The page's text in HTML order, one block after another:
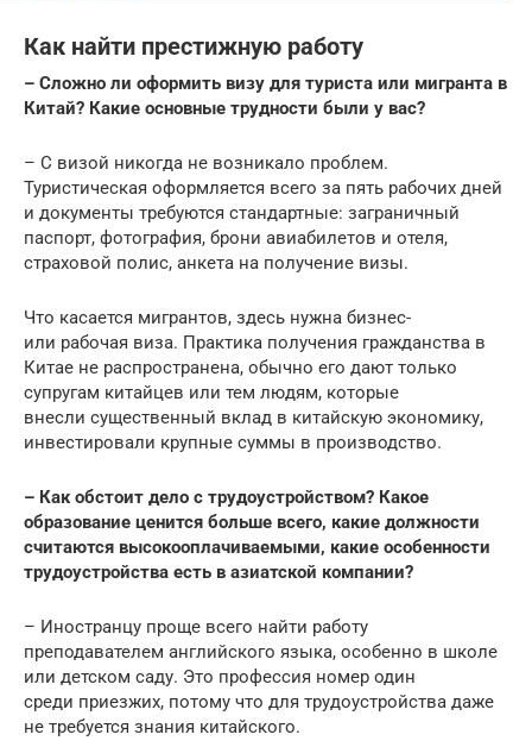
Как найти престижную работу
– Сложно ли оформить визу для туриста или мигранта в
Китай? Какие основные трудности были у вас?
– С визой никогда не возникало проблем.
Туристическая оформляется всего за пять рабочих дней
и документы требуются стандартные: заграничный
паспорт, фотография, брони авиабилетов и отеля,
страховой полис, анкета на получение визы.
Что касается мигрантов, здесь нужна бизнес-
или рабочая виза. Практика получения гражданства в
Китае не распространена, обычно его дают только
супругам китайцев или тем людям, которые
внесли существенный вклад в китайскую экономику,
инвестировали крупные суммы в производство.
– Как обстоит дело с трудоустройством? Какое
образование ценится больше всего, какие должности
считаются высокооплачиваемыми, какие особенности
трудоустройства есть в азиатской компании?
– Иностранцу проще всего найти работу
преподавателем английского языка, особенно в школе
или детском саду. Это профессия номер один
среди приезжих, потому что для трудоустройства даже
не требуется знания китайского.